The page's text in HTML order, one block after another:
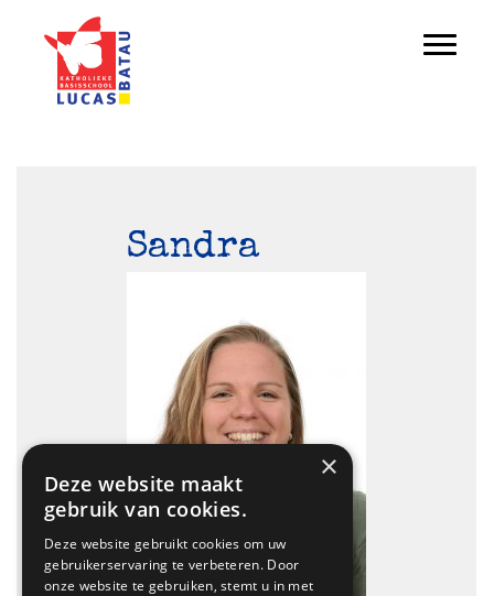
Door
naar
de
hoofd
Sandra
×
Deze website maakt
gebruik van cookies.
Deze website gebruikt cookies om uw
gebruikerservaring te verbeteren. Door
onze website te gebruiken, stemt u in met